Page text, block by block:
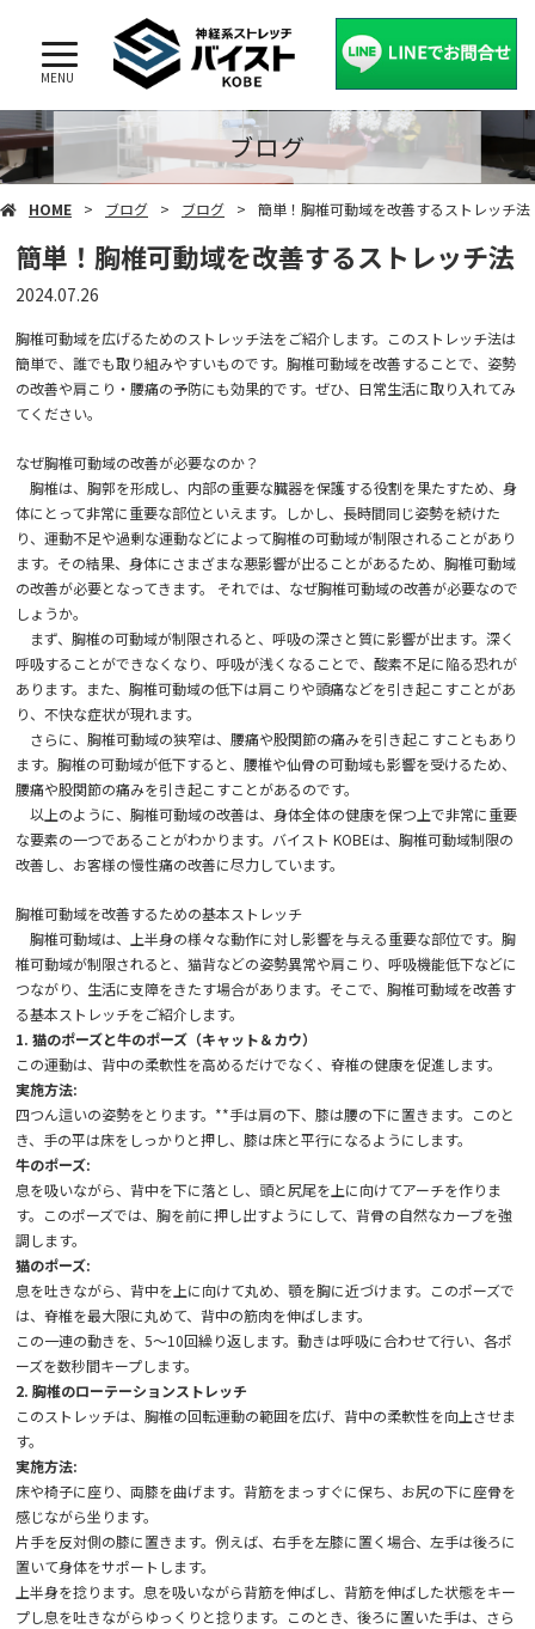
MENU
ブログ
HOME ブログ ブログ 簡単！胸椎可動域を改善するストレッチ法
簡単！胸椎可動域を改善するストレッチ法
2024.07.26
胸椎可動域を広げるためのストレッチ法をご紹介します。このストレッチ法は
簡単で、誰でも取り組みやすいものです。胸椎可動域を改善することで、姿勢
の改善や肩こり・腰痛の予防にも効果的です。ぜひ、日常生活に取り入れてみ
てください。
なぜ胸椎可動域の改善が必要なのか？
胸椎は、胸郭を形成し、内部の重要な臓器を保護する役割を果たすため、身
体にとって非常に重要な部位といえます。しかし、長時間同じ姿勢を続けた
り、運動不足や過剰な運動などによって胸椎の可動域が制限されることがあり
ます。その結果、身体にさまざまな悪影響が出ることがあるため、胸椎可動域
の改善が必要となってきます。 それでは、なぜ胸椎可動域の改善が必要なので
しょうか。
まず、胸椎の可動域が制限されると、呼吸の深さと質に影響が出ます。深く
呼吸することができなくなり、呼吸が浅くなることで、酸素不足に陥る恐れが
あります。また、胸椎可動域の低下は肩こりや頭痛などを引き起こすことがあ
り、不快な症状が現れます。
さらに、胸椎可動域の狭窄は、腰痛や股関節の痛みを引き起こすこともあり
ます。胸椎の可動域が低下すると、腰椎や仙骨の可動域も影響を受けるため、
腰痛や股関節の痛みを引き起こすことがあるのです。
以上のように、胸椎可動域の改善は、身体全体の健康を保つ上で非常に重要
な要素の一つであることがわかります。バイスト KOBEは、胸椎可動域制限の
改善し、お客様の慢性痛の改善に尽力しています。
胸椎可動域を改善するための基本ストレッチ
胸椎可動域は、上半身の様々な動作に対し影響を与える重要な部位です。胸
椎可動域が制限されると、猫背などの姿勢異常や肩こり、呼吸機能低下などに
つながり、生活に支障をきたす場合があります。そこで、胸椎可動域を改善す
る基本ストレッチをご紹介します。
1. 猫のポーズと牛のポーズ（キャット＆カウ）
この運動は、背中の柔軟性を高めるだけでなく、脊椎の健康を促進します。
実施方法:
四つん這いの姿勢をとります。**手は肩の下、膝は腰の下に置きます。このと
き、手の平は床をしっかりと押し、膝は床と平行になるようにします。
牛のポーズ:
息を吸いながら、背中を下に落とし、頭と尻尾を上に向けてアーチを作りま
す。このポーズでは、胸を前に押し出すようにして、背骨の自然なカーブを強
調します。
猫のポーズ:
息を吐きながら、背中を上に向けて丸め、顎を胸に近づけます。このポーズで
は、脊椎を最大限に丸めて、背中の筋肉を伸ばします。
この一連の動きを、5～10回繰り返します。動きは呼吸に合わせて行い、各ポ
ーズを数秒間キープします。
2. 胸椎のローテーションストレッチ
このストレッチは、胸椎の回転運動の範囲を広げ、背中の柔軟性を向上させま
す。
実施方法:
床や椅子に座り、両膝を曲げます。背筋をまっすぐに保ち、お尻の下に座骨を
感じながら坐ります。
片手を反対側の膝に置きます。例えば、右手を左膝に置く場合、左手は後ろに
置いて身体をサポートします。
上半身を捻ります。息を吸いながら背筋を伸ばし、背筋を伸ばした状態をキー
プし息を吐きながらゆっくりと捻ります。このとき、後ろに置いた手は、さら